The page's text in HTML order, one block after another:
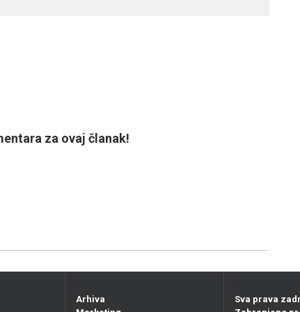
za ovaj članak!
Arhiva
Sva prava